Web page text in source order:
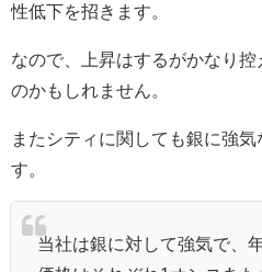
性低下を招きます。
なので、上昇はするがかなり
のかもしれません。
またシティに関しても銀に強
す。
当社は銀に対して強気で、